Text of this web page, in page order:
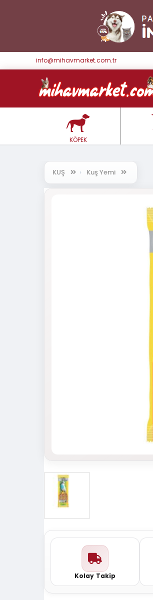
info@mihavmarket.com.tr
KÖPEK
KUŞ Kuş Yemi
Kolay Takip